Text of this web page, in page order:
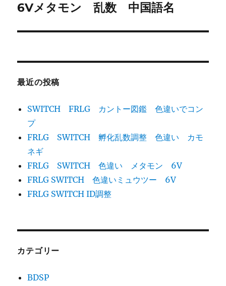
ー
シ
ン
次
投
6Vメタモン 乱数 中国語名
最近の投稿
SWITCH FRLG カントー図鑑 色違いでコン
プ
FRLG SWITCH 孵化乱数調整 色違い カモ
ネギ
FRLG SWITCH 色違い メタモン 6V
FRLG SWITCH 色違いミュウツー 6V
FRLG SWITCH ID調整
カテゴリー
BDSP